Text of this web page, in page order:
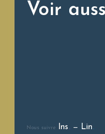
Voir
Nous suivre Ins. Lin.